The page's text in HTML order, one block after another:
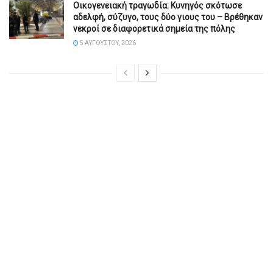
Οικογενειακή τραγωδία: Κυνηγός σκότωσε
αδελφή, σύζυγο, τους δύο γιους του – Βρέθηκαν
νεκροί σε διαφορετικά σημεία της πόλης
5 ΑΥΓΟΎΣΤΟΥ, 2026